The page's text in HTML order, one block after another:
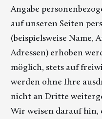
Angabe
auf unseren Seiten
(beispielsweise Name,
Adressen) erhoben
möglich, stets auf
werden ohne Ihre
nicht an Dritte
Wir weisen darauf hin,